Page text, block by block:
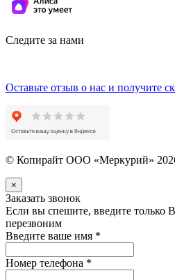
Следите за нами
Оставьте отзыв о нас и получите
© Копирайт ООО «Меркурий»
×
Заказать звонок
Если вы спешите, введите только
перезвоним
Введите ваше имя *
Номер телефона *